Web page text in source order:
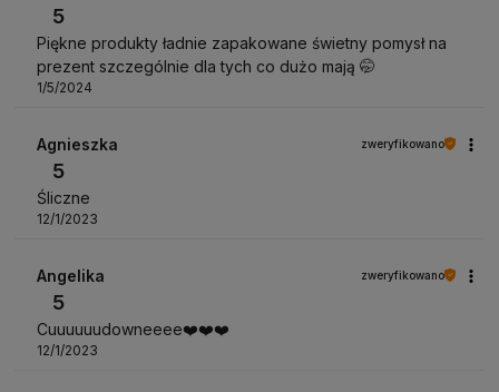
5
Piękne produkty ładnie zapakowane świetny pomysł na
prezent szczególnie dla tych co dużo mają 🤭
1/5/2024
Agnieszka zweryfikowano
5
Śliczne
12/1/2023
Angelika zweryfikowano
5
Cuuuuuudowneeee❤️❤️❤️
12/1/2023